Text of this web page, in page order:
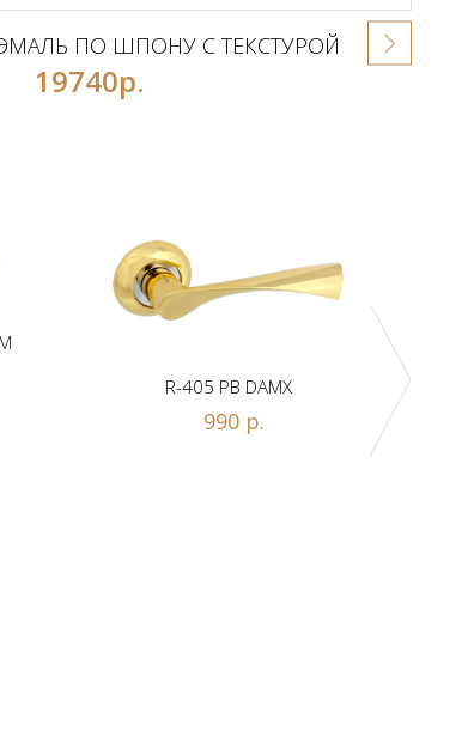
ПО ШПОНУ С ТЕКСТУРОЙ
19740р.
R-405 PB DAMX
990 р.